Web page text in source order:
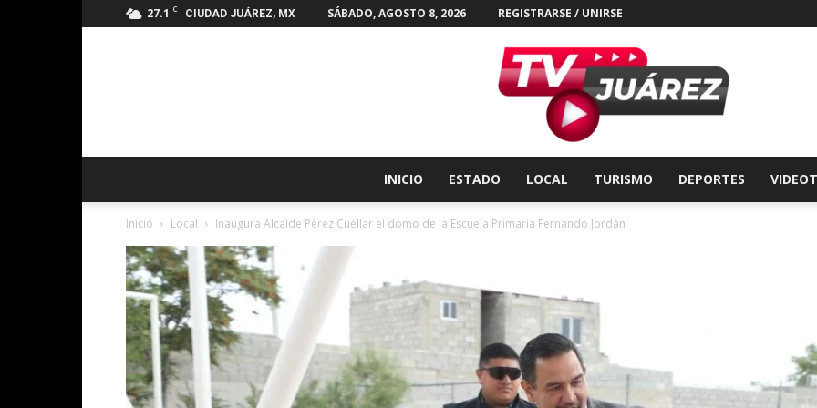
27.1 C CIUDAD JUÁREZ, MX SÁBADO, AGOSTO 8, 2026 REGISTRARSE / UNIRSE
INICIO ESTADO LOCAL TURISMO DEPORTES
Inicio Local Inaugura Alcalde Pérez Cuéllar el domo de la Escuela Primaria Fernando Jordán